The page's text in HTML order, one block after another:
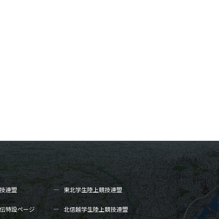
連盟 東北学生陸上競技連盟
特設ページ 北信越学生陸上競技連盟